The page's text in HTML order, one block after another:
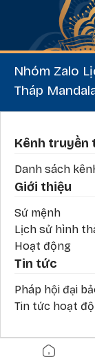
Nhóm Zalo
Tháp
Phần
Kênh truyền
Danh sách
Giới thiệu
Sứ mệnh
Lịch sử hình
Hoạt động
Tin tức
Pháp hội đại
Tin tức hoạt